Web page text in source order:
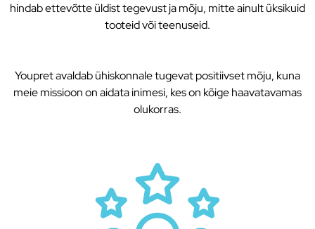
hindab ettevõtte üldist tegevust ja mõju, mitte ainult üksikuid
tooteid või teenuseid.
Youpret avaldab ühiskonnale tugevat positiivset mõju, kuna
meie missioon on aidata inimesi, kes on kõige haavatavamas
olukorras.